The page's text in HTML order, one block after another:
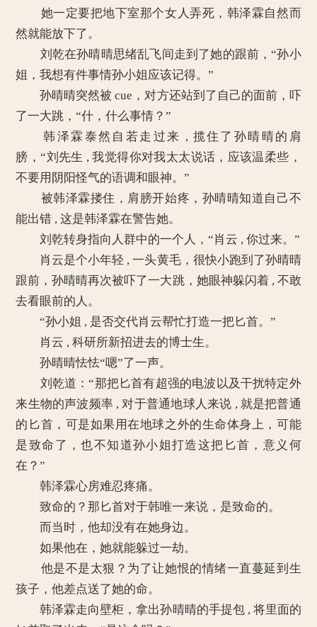
她一定要把地下室那个女人弄死，韩泽霖自然而
然就能放下了。
刘乾在孙晴晴思绪乱飞间走到了她的跟前，“孙小
姐，我想有件事情孙小姐应该记得。”
孙晴晴突然被 cue，对方还站到了自己的面前，吓
了一大跳，“什，什么事情？”
韩泽霖泰然自若走过来 , 揽住了孙晴晴的肩
膀，“刘先生 , 我觉得你对我太太说话，应该温柔些，
不要用阴阳怪气的语调和眼神。”
被韩泽霖搂住，肩膀开始疼，孙晴晴知道自己不
能出错 , 这是韩泽霖在警告她。
刘乾转身指向人群中的一个人，“肖云 , 你过来。”
肖云是个小年轻 , 一头黄毛，很快小跑到了孙晴晴
跟前，孙晴晴再次被吓了一大跳，她眼神躲闪着 , 不敢
去看眼前的人。
“孙小姐 , 是否交代肖云帮忙打造一把匕首。”
肖云 , 科研所新招进去的博士生。
孙晴晴怯怯“嗯”了一声。
刘乾道：“那把匕首有超强的电波以及干扰特定外
来生物的声波频率 , 对于普通地球人来说 , 就是把普通
的匕首，可是如果用在地球之外的生命体身上，可能
是致命了，也不知道孙小姐打造这把匕首，意义何
在？”
韩泽霖心房难忍疼痛。
致命的？那匕首对于韩唯一来说，是致命的。
而当时，他却没有在她身边。
如果他在，她就能躲过一劫。
他是不是太狠？为了让她恨的情绪一直蔓延到生
孩子，他差点送了她的命。
韩泽霖走向壁柜，拿出孙晴晴的手提包 , 将里面的